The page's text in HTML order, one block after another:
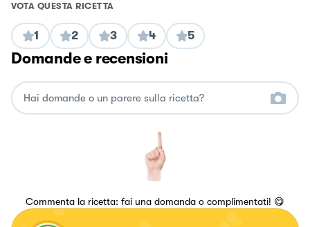
VOTA QUESTA RICETTA
1 2 3 4 5
Domande e recensioni
Commenta la ricetta: fai una domanda o complimentati! 😋